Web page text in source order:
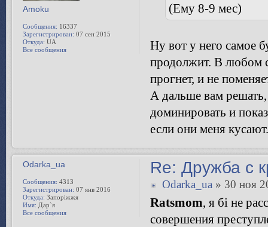
(Ему 8-9 мес)
Ну вот у него самое
продолжит. В любом
прогнет, и не
А дальше вам
доминировать и
если они меня кусают.
Amoku
Сообщения: 16337
Зарегистрирован: 07 сен 2015
Откуда: UA
Все сообщения
Re: Дружба с
Odarka_ua » 30 ноя
Ratsmom, я бі не
совершения
Odarka_ua
Сообщения: 4313
Зарегистрирован: 07 янв 2016
Откуда: Запоріжжя
Имя: Дар`я
Все сообщения